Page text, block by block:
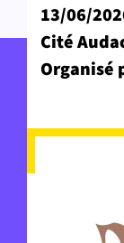
13/06/
Cité
Organisé